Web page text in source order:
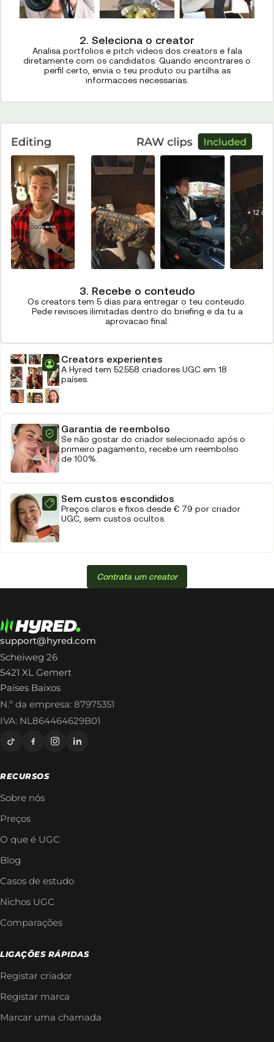
2. Seleciona o creator
Analisa portfolios e pitch videos dos creators e fala
diretamente com os candidatos. Quando encontrares o
perfil certo, envia o teu produto ou partilha as
informacoes necessarias.
3. Recebe o conteudo
Os creators tem 5 dias para entregar o teu conteudo.
Pede revisoes ilimitadas dentro do briefing e da tu a
aprovacao final.
Creators experientes
A Hyred tem 52.558 criadores UGC em 18
países.
Garantia de reembolso
Se não gostar do criador selecionado após o
primeiro pagamento, recebe um reembolso
de 100%.
Sem custos escondidos
Preços claros e fixos desde € 79 por criador
UGC, sem custos ocultos.
Contrata um creator
support@hyred.com
Scheiweg 26
5421 XL Gemert
Países Baixos
N.º da empresa: 87975351
IVA: NL864464629B01
RECURSOS
Sobre nós
Preços
O que é UGC
Blog
Casos de estudo
Nichos UGC
Comparações
LIGAÇÕES RÁPIDAS
Registar criador
Registar marca
Marcar uma chamada